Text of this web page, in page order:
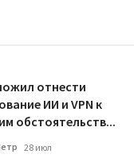
отнести
ИИ и VPN к
обстоятельств...
28 июл